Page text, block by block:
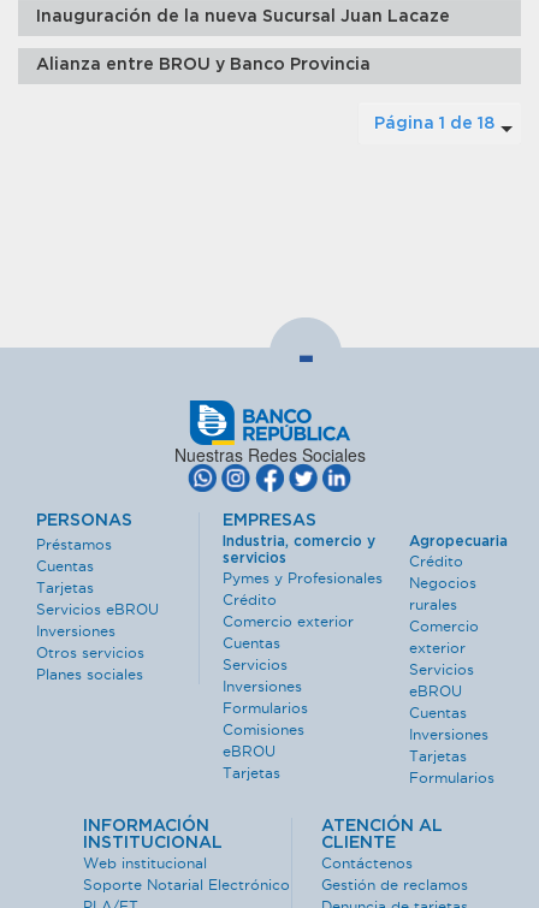
Inauguración de la nueva Sucursal Juan Lacaze
Alianza entre BROU y Banco Provincia
Página 1 de 18
-
Nuestras Redes Sociales
PERSONAS
Préstamos
Cuentas
Tarjetas
Servicios eBROU
Inversiones
Otros servicios
Planes sociales
EMPRESAS
Industria, comercio y
servicios
Pymes y Profesionales
Crédito
Comercio exterior
Cuentas
Servicios
Inversiones
Formularios
Comisiones
eBROU
Tarjetas
Agropecuaria
Crédito
Negocios
rurales
Comercio
exterior
Servicios
eBROU
Cuentas
Inversiones
Tarjetas
Formularios
INFORMACIÓN
INSTITUCIONAL
Web institucional
Soporte Notarial Electrónico
ATENCIÓN AL
CLIENTE
Contáctenos
Gestión de reclamos